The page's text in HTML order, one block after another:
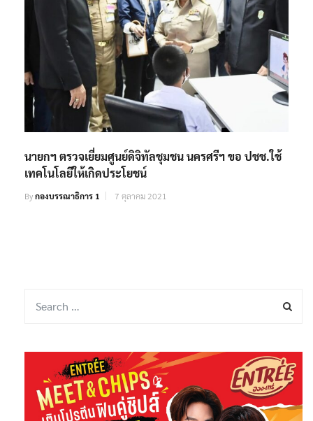
นายกฯ ตรวจเยี่ยมศูนย์ดิจิทัลชุมชน นครศรีฯ ขอ ปชช.ใช้
เทคโนโลยีให้เกิดประโยชน์
Byกองบรรณาธิการ 1 7 ตุลาคม 2021